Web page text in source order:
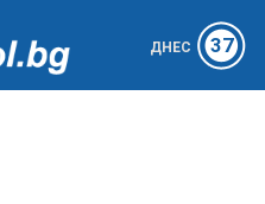
ДНЕС 37